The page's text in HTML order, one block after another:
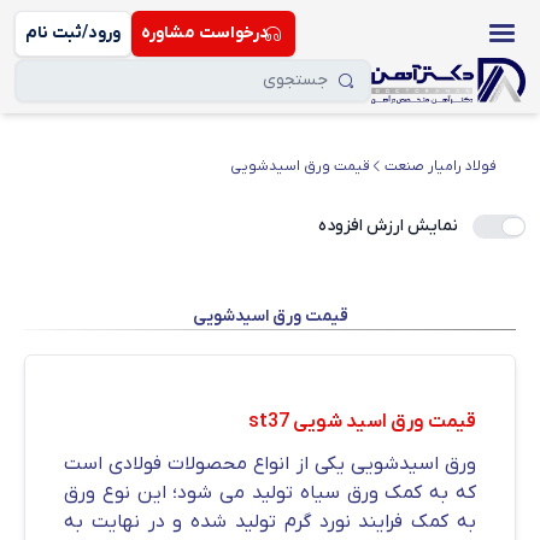
درخواست مشاوره ورود/ثبت نام
فولاد رامیار صنعت قیمت ورق اسیدشویی
نمایش ارزش افزوده
قیمت ورق اسیدشویی
قیمت ورق اسید شویی st37
ورق اسیدشویی یکی از انواع محصولات فولادی است
که به کمک ورق سیاه تولید می شود؛ این نوع ورق
به کمک فرایند نورد گرم تولید شده و در نهایت به